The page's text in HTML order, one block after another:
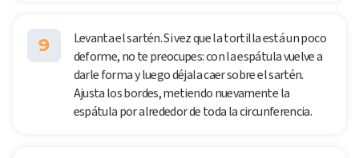
9
Levanta el sartén. Si vez que la tortilla está un poco
deforme, no te preocupes: con la espátula vuelve a
darle forma y luego déjala caer sobre el sartén.
Ajusta los bordes, metiendo nuevamente la
espátula por alrededor de toda la circunferencia.